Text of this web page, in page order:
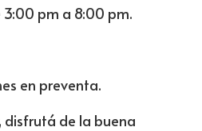
pm a 8:00 pm.
en preventa.
de la buena